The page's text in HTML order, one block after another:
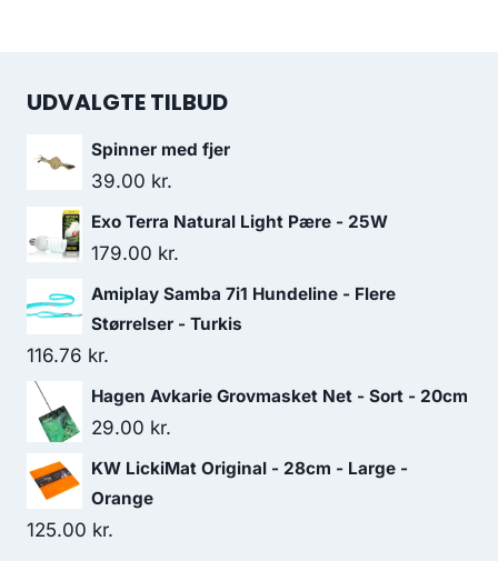
UDVALGTE TILBUD
Spinner med fjer
39.00 kr.
Exo Terra Natural Light Pære - 25W
179.00 kr.
Amiplay Samba 7i1 Hundeline - Flere
Størrelser - Turkis
116.76 kr.
Hagen Avkarie Grovmasket Net - Sort - 20cm
29.00 kr.
KW LickiMat Original - 28cm - Large -
Orange
125.00 kr.